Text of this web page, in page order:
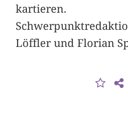
kartieren.
Löffler und Florian